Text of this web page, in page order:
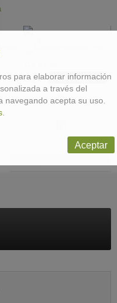
548
CONTACT US
para elaborar información
a través del
navegando acepta su uso.
Aceptar